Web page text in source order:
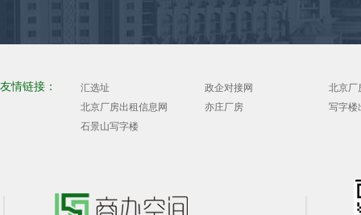
友情链接： 汇选址 政企对接网
北京厂
北京厂房出租信息网
亦庄厂房
写字楼
石景山写字楼